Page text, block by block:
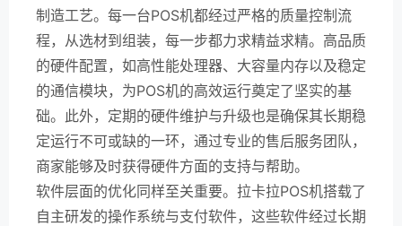
制造工艺。每一台POS机都经过严格的质量控制流
程，从选材到组装，每一步都力求精益求精。高品质
的硬件配置，如高性能处理器、大容量内存以及稳定
的通信模块，为POS机的高效运行奠定了坚实的基
础。此外，定期的硬件维护与升级也是确保其长期稳
定运行不可或缺的一环，通过专业的售后服务团队，
商家能够及时获得硬件方面的支持与帮助。
软件层面的优化同样至关重要。拉卡拉POS机搭载了
自主研发的操作系统与支付软件，这些软件经过长期